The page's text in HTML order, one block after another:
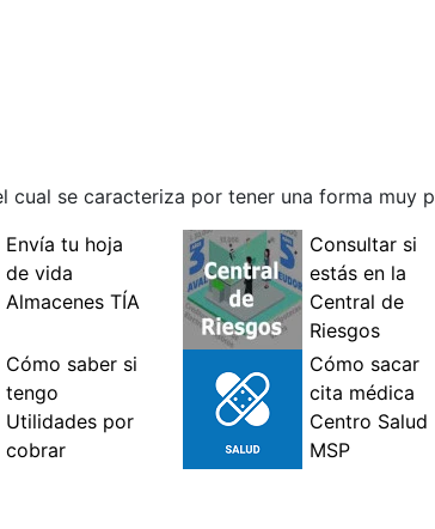
cual se caracteriza por tener una forma muy